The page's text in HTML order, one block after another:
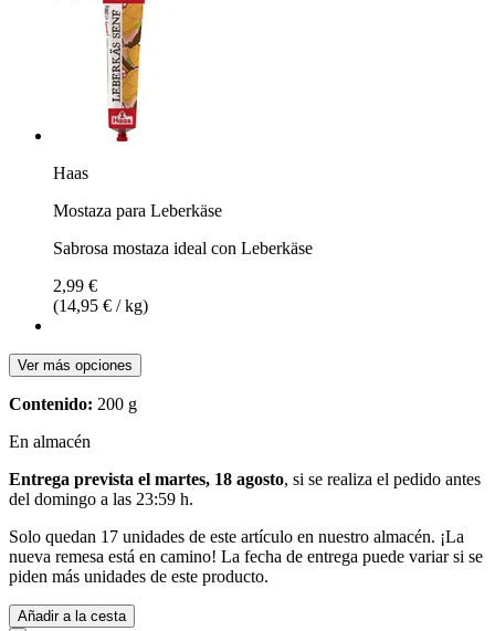
Haas
Mostaza para Leberkäse
Sabrosa mostaza ideal con Leberkäse
2,99 €
(14,95 € / kg)
Ver más opciones
Contenido: 200 g
En almacén
Entrega prevista el martes, 18 agosto, si se realiza el pedido antes
del domingo a las 23:59 h.
Solo quedan 17 unidades de este artículo en nuestro almacén. ¡La
nueva remesa está en camino! La fecha de entrega puede variar si se
piden más unidades de este producto.
Añadir a la cesta